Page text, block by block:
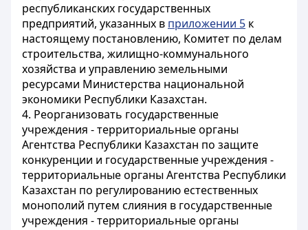
республиканских государственных
предприятий, указанных в приложении 5 к
настоящему постановлению, Комитет по делам
строительства, жилищно-коммунального
хозяйства и управлению земельными
ресурсами Министерства национальной
экономики Республики Казахстан.
4. Реорганизовать государственные
учреждения - территориальные органы
Агентства Республики Казахстан по защите
конкуренции и государственные учреждения -
территориальные органы Агентства Республики
Казахстан по регулированию естественных
монополий путем слияния в государственные
учреждения - территориальные органы